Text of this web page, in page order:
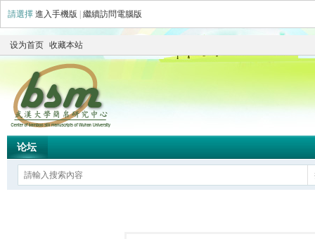
請選擇 進入手機版 繼續訪問電腦版
设为首页 收藏本站
论坛